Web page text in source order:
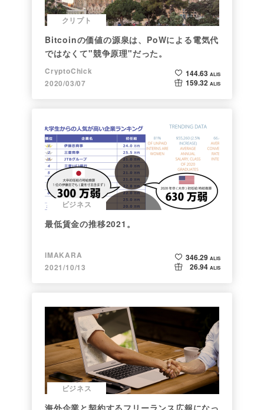
クリプト
Bitcoinの価値の源泉は、PoWによる電気代
ではなくて"競争原理"だった。
CryptoChick
2020/03/07
144.63 ALIS
159.32 ALIS
ビジネス
最低賃金の推移2021。
IMAKARA
2021/10/13
346.29 ALIS
26.94 ALIS
ビジネス